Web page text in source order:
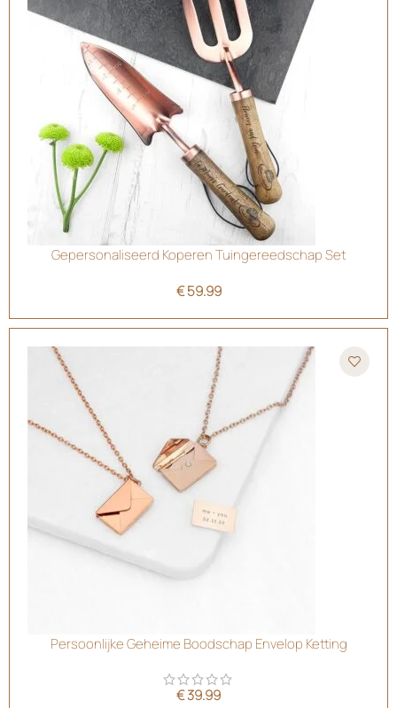
Gepersonaliseerd Koperen Tuingereedschap Set
€59.99
Persoonlijke Geheime Boodschap Envelop Ketting
€39.99